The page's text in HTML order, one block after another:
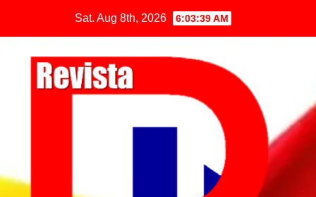
Sat. Aug 8th, 2026 6:03:40 AM